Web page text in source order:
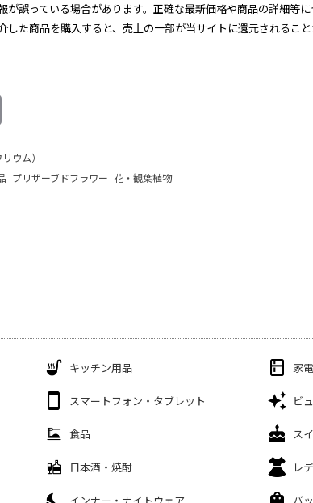
が誤っている場合があります。正確な最新価格や商品の詳細等
た商品を購入すると、売上の一部が当サイトに還元されること
ウム）
プリザーブドフラワー 花・観葉植物
キッチン用品 家電
スマートフォン・タブレット ビ
食品 ス
日本酒・焼酎 レ